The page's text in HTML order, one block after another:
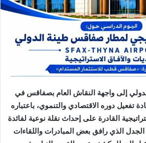
إلى واجهة النقاش العام بصفاقس في
تفعيل دوره الاقتصادي والتنموي، باعتباره
القادرة على إحداث نقلة نوعية لفائدة
الجدل الذي رافق بعض المبادرات واللقاءات